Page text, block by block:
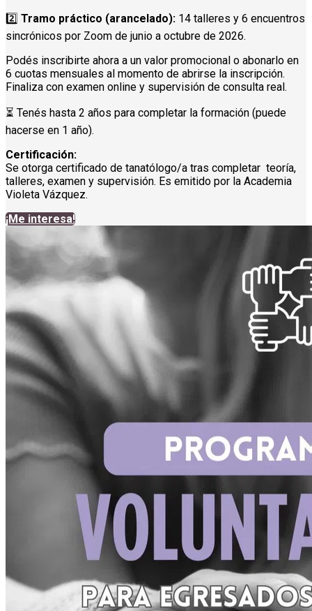
2️⃣ Tramo práctico (arancelado): 14 talleres y 6 encuentros
sincrónicos por Zoom de junio a octubre de 2026.
Podés inscribirte ahora a un valor promocional o abonarlo en
6 cuotas mensuales al momento de abrirse la inscripción.
Finaliza con examen online y supervisión de consulta real.
⏳ Tenés hasta 2 años para completar la formación (puede
hacerse en 1 año).
Certificación:
Se otorga certificado de tanatólogo/a tras completar teoría,
talleres, examen y supervisión. Es emitido por la Academia
Violeta Vázquez.
¡Me interesa!